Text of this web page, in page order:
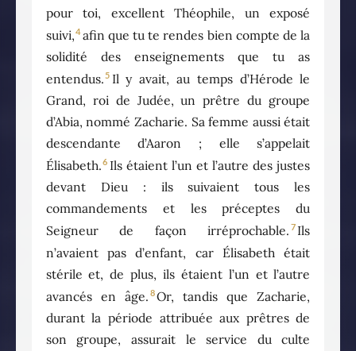
pour toi, excellent Théophile, un exposé
suivi,4 afin que tu te rendes bien compte de la
solidité des enseignements que tu as
entendus.5 Il y avait, au temps d’Hérode le
Grand, roi de Judée, un prêtre du groupe
d’Abia, nommé Zacharie. Sa femme aussi était
descendante d’Aaron ; elle s’appelait
Élisabeth.6 Ils étaient l’un et l’autre des justes
devant Dieu : ils suivaient tous les
commandements et les préceptes du
Seigneur de façon irréprochable. 7 Ils
n’avaient pas d’enfant, car Élisabeth était
stérile et, de plus, ils étaient l’un et l’autre
avancés en âge. 8Or, tandis que Zacharie,
durant la période attribuée aux prêtres de
son groupe, assurait le service du culte